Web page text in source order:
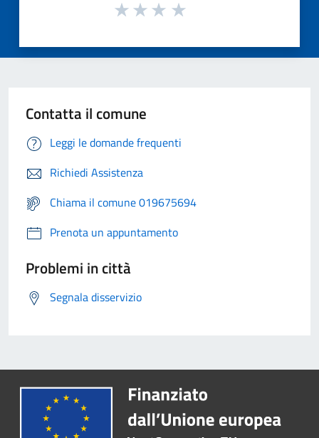
Contatta il comune
Leggi le domande frequenti
Richiedi Assistenza
Chiama il comune 019675694
Prenota un appuntamento
Problemi in città
Segnala disservizio